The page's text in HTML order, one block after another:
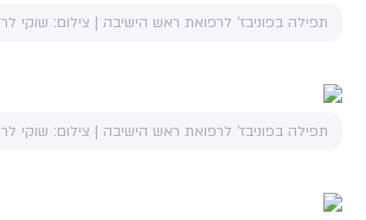
תפילה בפוניבז' לרפואת ראש הישיבה | צילום: שוקי
תפילה בפוניבז' לרפואת ראש הישיבה | צילום: שוקי